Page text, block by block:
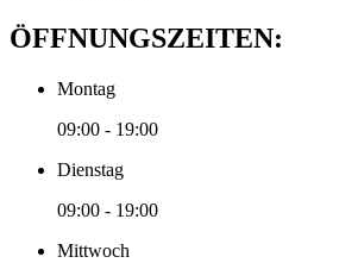
ÖFFNUNGSZEITEN:
Montag
09:00 - 19:00
Dienstag
09:00 - 19:00
Mittwoch